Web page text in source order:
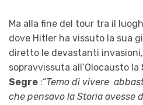
Ma alla fine del tour tra il
dove Hitler ha vissuto la sua
diretto le devastanti
sopravvissuta all’Olocausto la
Segre :“Temo di vivere
che pensavo la Storia avesse